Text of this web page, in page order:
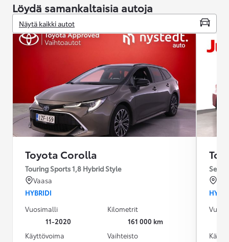
Löydä samankaltaisia autoja
Näytä kaikki autot
Toyota Corolla
Touring Sports 1,8 Hybrid Style
Vaasa
HYBRIDI
Vuosimalli
11-2020
Kilometrit
161 000 km
Käyttövoima
Vaihteisto